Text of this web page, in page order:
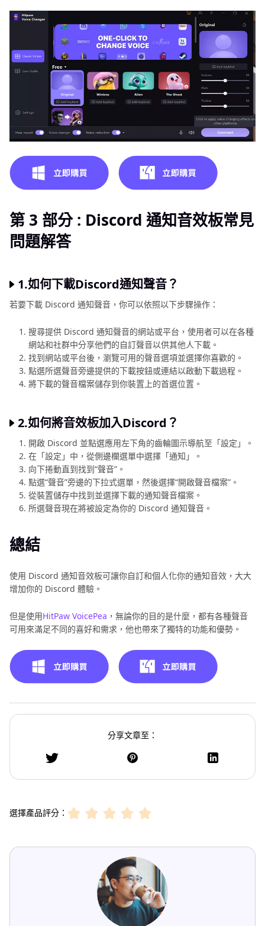
第 3 部分 : Discord 通知音效板常見
問題解答
1.如何下載Discord通知聲音？
若要下載 Discord 通知聲音，你可以依照以下步驟操作：
搜尋提供 Discord 通知聲音的網站或平台，使用者可以在各種
網站和社群中分享他們的自訂聲音以供其他人下載。
找到網站或平台後，瀏覽可用的聲音選項並選擇你喜歡的。
點選所選聲音旁邊提供的下載按鈕或連結以啟動下載過程。
將下載的聲音檔案儲存到你裝置上的首選位置。
2.如何將音效板加入Discord？
開啟 Discord 並點選應用左下角的齒輪圖示導航至「設定」。
在「設定」中，從側邊欄選單中選擇「通知」。
向下捲動直到找到“聲音”。
點選“聲音”旁邊的下拉式選單，然後選擇“開啟聲音檔案”。
從裝置儲存中找到並選擇下載的通知聲音檔案。
所選聲音現在將被設定為你的 Discord 通知聲音。
總結
使用 Discord 通知音效板可讓你自訂和個人化你的通知音效，大大
增加你的 Discord 體驗。
但是使用HitPaw VoicePea ，無論你的目的是什麼，都有各種聲音
可用來滿足不同的喜好和需求，他也帶來了獨特的功能和優勢。
分享文章至：
選擇產品評分：